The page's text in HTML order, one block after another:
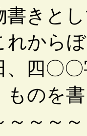
書きと
から
、四〇
のを
～～